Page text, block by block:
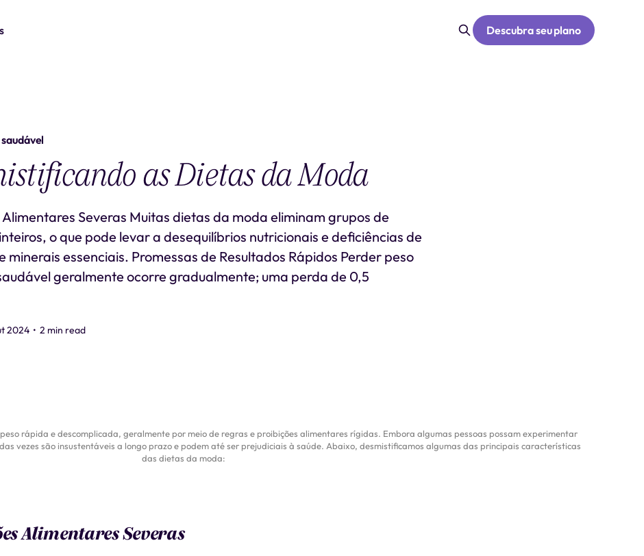
Descubra seu plano
as Dietas da Moda
Alimentares Severas Muitas dietas da moda eliminam grupos de
o que pode levar a desequilíbrios nutricionais e deficiências de
minerais essenciais. Promessas de Resultados Rápidos Perder peso
geralmente ocorre gradualmente; uma perda de 0,5
2024 • 2 min read
rápida e descomplicada, geralmente por meio de regras e proibições alimentares rígidas. Embora algumas pessoas possam experimentar
vezes são insustentáveis a longo prazo e podem até ser prejudiciais à saúde. Abaixo, desmistificamos algumas das principais características
das dietas da moda:
Alimentares Severas